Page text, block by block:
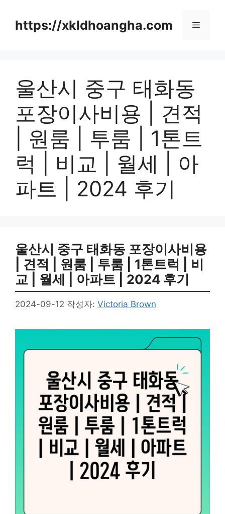
https://xkldhoangha.com 메
울산시 중구 태화동
포장이사비용 | 견적
| 원룸 | 투룸 | 1톤트
럭 | 비교 | 월세 | 아
파트 | 2024 후기
울산시 중구 태화동 포장이사비용
| 견적 | 원룸 | 투룸 | 1톤트럭 | 비
교 | 월세 | 아파트 | 2024 후기
2024-09-12 작성자: Victoria Brown